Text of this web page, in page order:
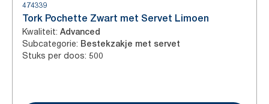
474339
Tork Pochette Zwart met Servet Limoen
Kwaliteit: Advanced
Subcategorie: Bestekzakje met servet
Stuks per doos: 500